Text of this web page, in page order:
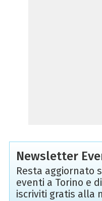
Newsletter
Resta aggiornato
eventi a Torino e
iscriviti gratis alla